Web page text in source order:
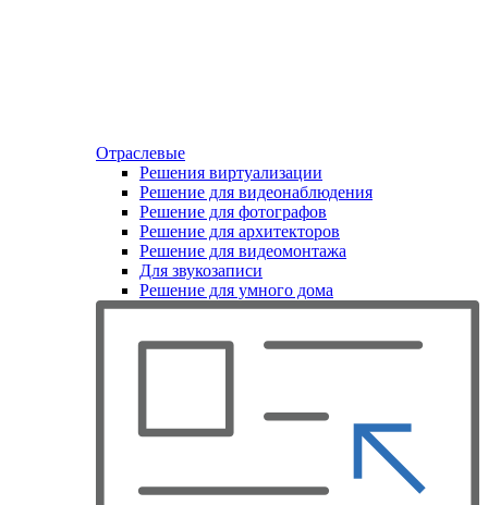
Отраслевые
Решения виртуализации
Решение для видеонаблюдения
Решение для фотографов
Решение для архитекторов
Решение для видеомонтажа
Для звукозаписи
Решение для умного дома